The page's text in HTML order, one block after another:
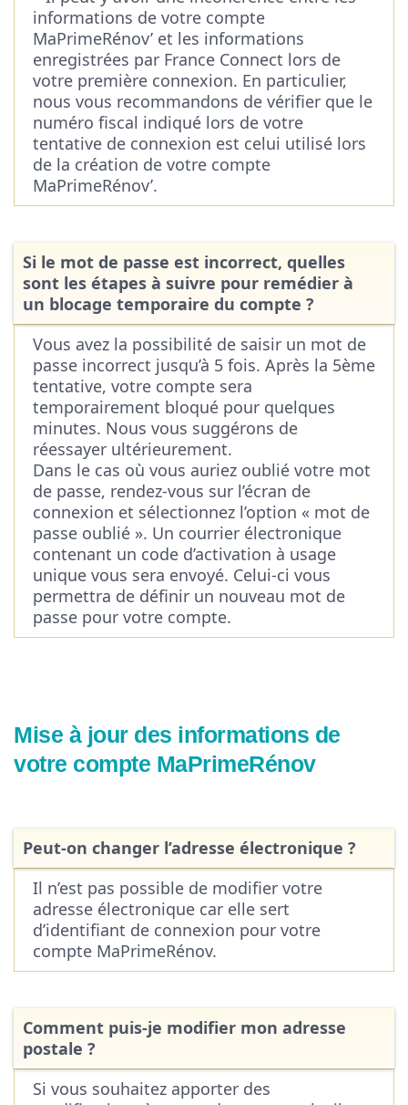
informations de votre compte
MaPrimeRénov’ et les informations
enregistrées par France Connect lors de
votre première connexion. En particulier,
nous vous recommandons de vérifier que le
numéro fiscal indiqué lors de votre
tentative de connexion est celui utilisé lors
de la création de votre compte
MaPrimeRénov’.
Si le mot de passe est incorrect, quelles
sont les étapes à suivre pour remédier à
un blocage temporaire du compte ?
Vous avez la possibilité de saisir un mot de
passe incorrect jusqu’à 5 fois. Après la 5ème
tentative, votre compte sera
temporairement bloqué pour quelques
minutes. Nous vous suggérons de
réessayer ultérieurement.
Dans le cas où vous auriez oublié votre mot
de passe, rendez-vous sur l’écran de
connexion et sélectionnez l’option « mot de
passe oublié ». Un courrier électronique
contenant un code d’activation à usage
unique vous sera envoyé. Celui-ci vous
permettra de définir un nouveau mot de
passe pour votre compte.
Mise à jour des informations de
votre compte MaPrimeRénov
Peut-on changer l’adresse électronique ?
Il n’est pas possible de modifier votre
adresse électronique car elle sert
d’identifiant de connexion pour votre
compte MaPrimeRénov.
Comment puis-je modifier mon adresse
postale ?
Si vous souhaitez apporter des